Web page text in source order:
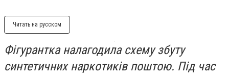
Читать на русском
Фігурантка налагодила схему збуту
синтетичних наркотиків поштою. Під час